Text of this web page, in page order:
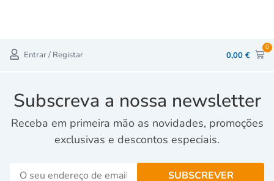
Entrar / Registar 0,00 €
0
Subscreva a nossa newsletter
Receba em primeira mão as novidades, promoções
exclusivas e descontos especiais.